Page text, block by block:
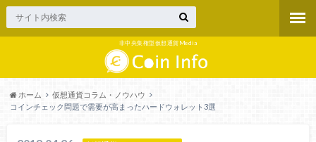
非中央集権型仮想通貨Media
ホーム
仮想通貨コラム・ノウハウ
コインチェック問題で需要が高まったハードウォレット3選